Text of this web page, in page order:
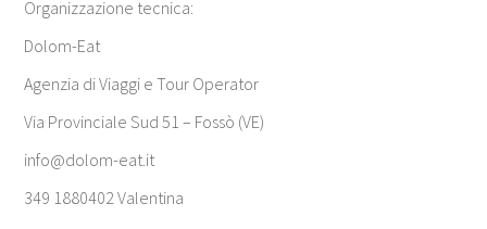
Organizzazione tecnica:
Dolom-Eat
Agenzia di Viaggi e Tour Operator
Via Provinciale Sud 51 – Fossò (VE)
info@dolom-eat.it
349 1880402 Valentina